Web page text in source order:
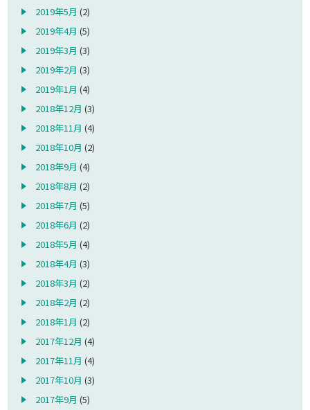
2019年5月 (2)
2019年4月 (5)
2019年3月 (3)
2019年2月 (3)
2019年1月 (4)
2018年12月 (3)
2018年11月 (4)
2018年10月 (2)
2018年9月 (4)
2018年8月 (2)
2018年7月 (5)
2018年6月 (2)
2018年5月 (4)
2018年4月 (3)
2018年3月 (2)
2018年2月 (2)
2018年1月 (2)
2017年12月 (4)
2017年11月 (4)
2017年10月 (3)
2017年9月 (5)